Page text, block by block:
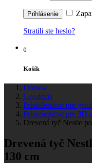
Stratili ste heslo?
0
Košík
Domov
Geodézia
Príslušenstvo pre
Príslušenstvo pre 3D
Drevená tyč Nestle
Drevená tyč
130 cm